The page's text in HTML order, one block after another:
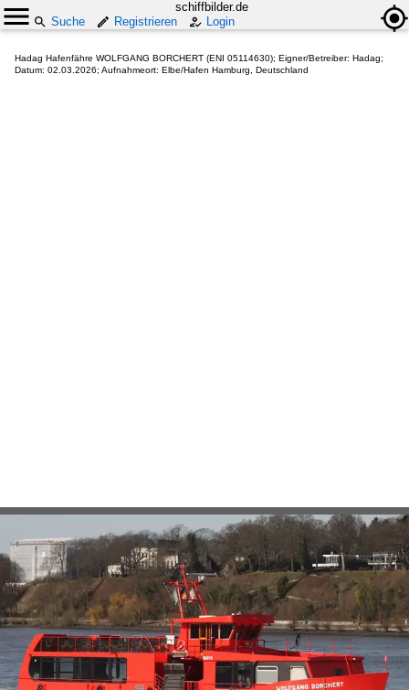
schiffbilder.de
Suche
Registrieren Login
Hadag Hafenfähre WOLFGANG BORCHERT (ENI 05114630); Eigner/Betreiber: Hadag;
Datum: 02.03.2026; Aufnahmeort: Elbe/Hafen Hamburg, Deutschland